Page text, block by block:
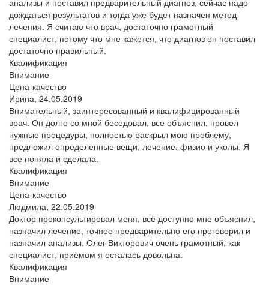
дождаться результатов и тогда уже будет назначен метод
лечения. Я считаю что врач, достаточно грамотный
специалист, потому что мне кажется, что диагноз он поставил
достаточно правильный.
Квалификация
Внимание
Цена-качество
Ирина, 24.05.2019
Внимательный, заинтересованный и квалифицированный
врач. Он долго со мной беседовал, все объяснил, провел
нужные процедуры, полностью раскрыл мою проблему,
предложил определенные вещи, лечение, физио и уколы. Я
все поняла и сделала.
Квалификация
Внимание
Цена-качество
Людмила, 22.05.2019
Доктор проконсультировал меня, всё доступно мне объяснил,
назначил лечение, точнее предварительно его проговорил и
назначил анализы. Олег Викторович очень грамотный, как
специалист, приёмом я осталась довольна.
Квалификация
Внимание